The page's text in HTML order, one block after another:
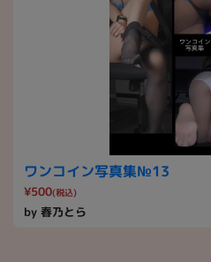
ワンコイン写真集№13
¥500(税込)
by 春乃とら